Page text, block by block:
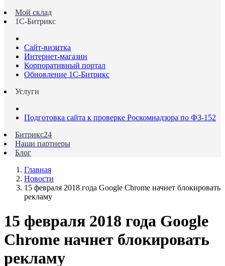
Мой склад
1С-Битрикс
Сайт-визитка
Интернет-магазин
Корпоративный портал
Обновление 1С-Битрикс
Услуги
Подготовка сайта к проверке Роскомнадзора по ФЗ-152
Битрикс24
Наши партнеры
Блог
Главная
Новости
15 февраля 2018 года Google Chrome начнет блокировать
рекламу
15 февраля 2018 года Google
Chrome начнет блокировать
рекламу